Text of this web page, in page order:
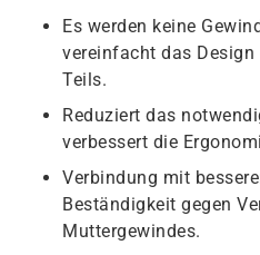
Es werden keine
vereinfacht das
Teils.
Reduziert das
verbessert die
Verbindung mit
Beständigkeit gegen
Muttergewindes.